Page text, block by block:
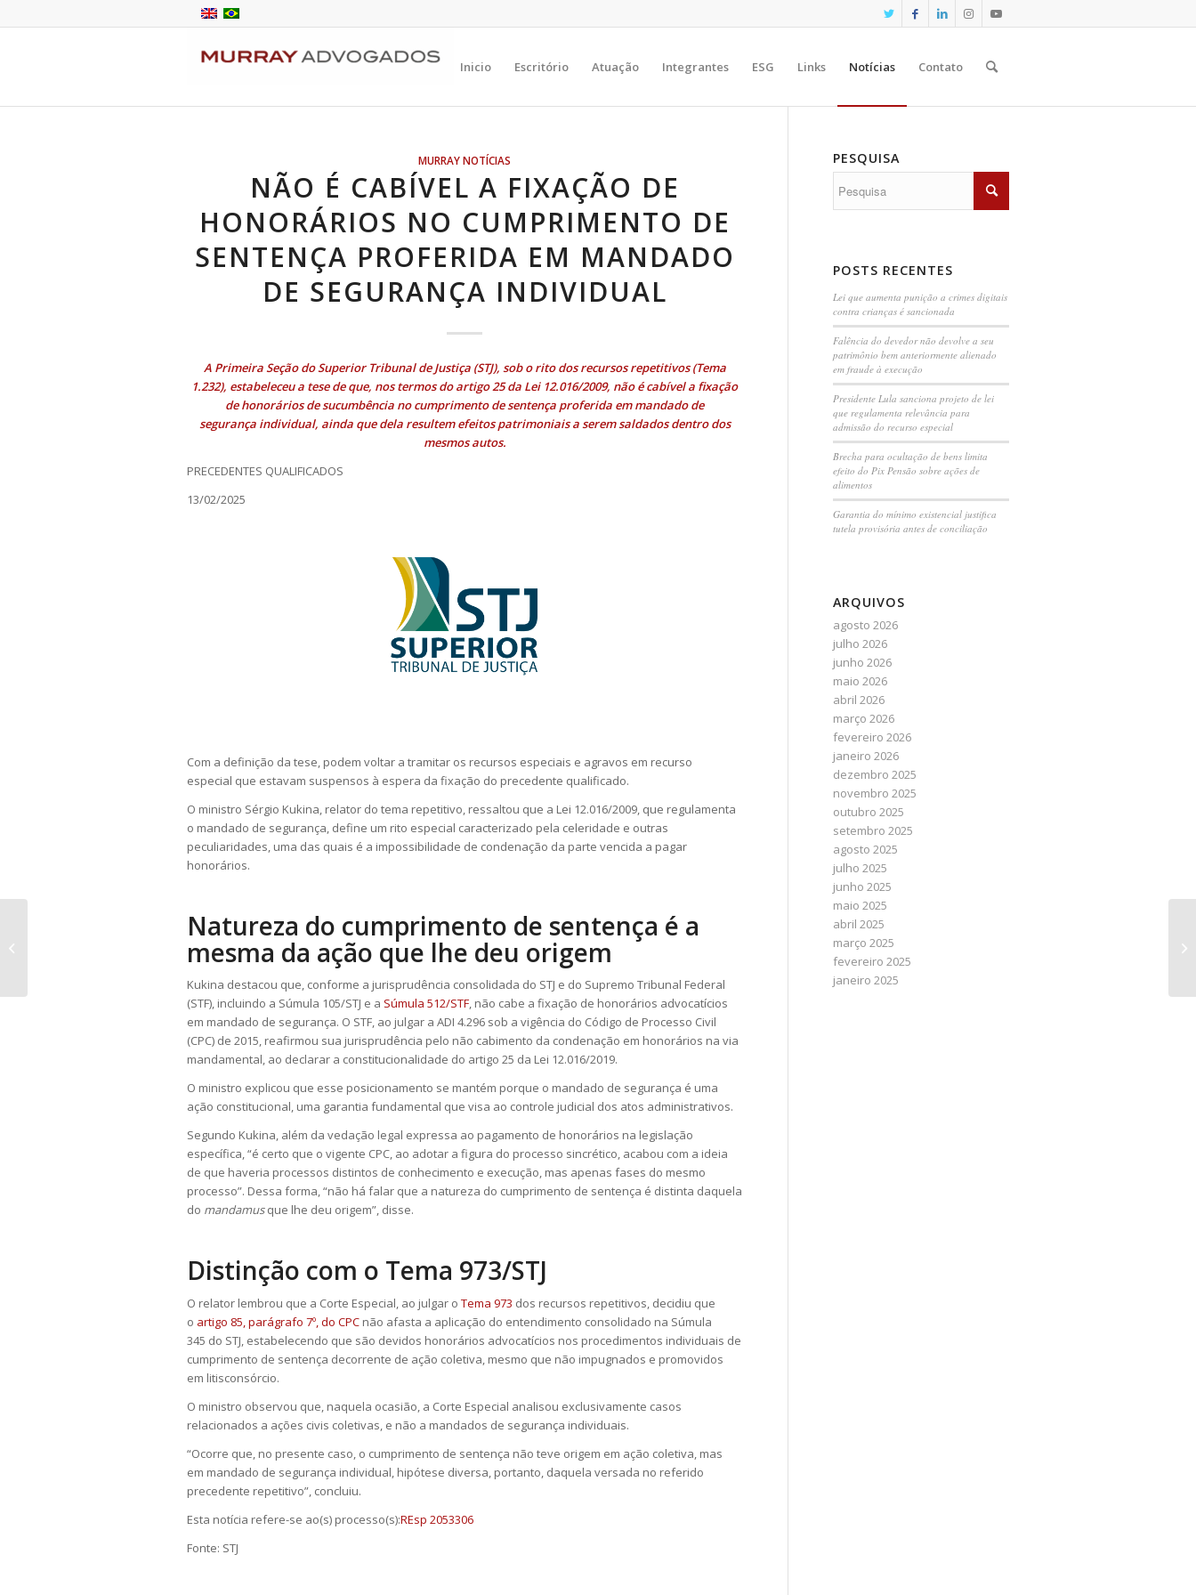
Inicio Escritório Atuação Integrantes ESG Links Notícias Contato
MURRAY NOTÍCIAS
NÃO É CABÍVEL A FIXAÇÃO DE
HONORÁRIOS NO CUMPRIMENTO DE
SENTENÇA PROFERIDA EM MANDADO
DE SEGURANÇA INDIVIDUAL
A Primeira Seção do Superior Tribunal de Justiça (STJ), sob o rito dos recursos repetitivos (Tema
1.232), estabeleceu a tese de que, nos termos doartigo 25 da Lei 12.016/2009, não é cabível a fixação
de honorários de sucumbência no cumprimento de sentença proferida em mandado de
segurança individual, ainda que dela resultem efeitos patrimoniais a serem saldados dentro dos
mesmos autos.
PRECEDENTES QUALIFICADOS
13/02/2025
Com a definição da tese, podem voltar a tramitar os recursos especiais e agravos em recurso
especial que estavam suspensos à espera da fixação do precedente qualificado.
O ministro Sérgio Kukina, relator do tema repetitivo, ressaltou que a Lei 12.016/2009, que regulamenta
o mandado de segurança, define um rito especial caracterizado pela celeridade e outras
peculiaridades, uma das quais é a impossibilidade de condenação da parte vencida a pagar
honorários.
Natureza do cumprimento de sentença é a
mesma da ação que lhe deu origem
Kukina destacou que, conforme a jurisprudência consolidada do STJ e do Supremo Tribunal Federal
(STF), incluindo a Súmula 105/STJ e a Súmula 512/STF, não cabe a fixação de honorários advocatícios
em mandado de segurança. O STF, ao julgar a ADI 4.296 sob a vigência do Código de Processo Civil
(CPC) de 2015, reafirmou sua jurisprudência pelo não cabimento da condenação em honorários na via
mandamental, ao declarar a constitucionalidade do artigo 25 da Lei 12.016/2019.
O ministro explicou que esse posicionamento se mantém porque o mandado de segurança é uma
ação constitucional, uma garantia fundamental que visa ao controle judicial dos atos administrativos.
Segundo Kukina, além da vedação legal expressa ao pagamento de honorários na legislação
específica, “é certo que o vigente CPC, ao adotar a figura do processo sincrético, acabou com a ideia
de que haveria processos distintos de conhecimento e execução, mas apenas fases do mesmo
processo”. Dessa forma, “não há falar que a natureza do cumprimento de sentença é distinta daquela
do mandamusque lhe deu origem”, disse.
Distinção com o Tema 973/STJ
O relator lembrou que a Corte Especial, ao julgar o Tema 973 dos recursos repetitivos, decidiu que
o artigo 85, parágrafo 7º, do CPC não afasta a aplicação do entendimento consolidado na Súmula
345 do STJ, estabelecendo que são devidos honorários advocatícios nos procedimentos individuais de
cumprimento de sentença decorrente de ação coletiva, mesmo que não impugnados e promovidos
em litisconsórcio.
O ministro observou que, naquela ocasião, a Corte Especial analisou exclusivamente casos
relacionados a ações civis coletivas, e não a mandados de segurança individuais.
“Ocorre que, no presente caso, o cumprimento de sentença não teve origem em ação coletiva, mas
em mandado de segurança individual, hipótese diversa, portanto, daquela versada no referido
precedente repetitivo”, concluiu.
Esta notícia refere-se ao(s) processo(s):REsp 2053306
Fonte: STJ
PESQUISA
POSTS RECENTES
Lei que aumenta punição a crimes digitais
contra crianças é sancionada
Falência do devedor não devolve a seu
patrimônio bem anteriormente alienado
em fraude à execução
Presidente Lula sanciona projeto de lei
que regulamenta relevância para
admissão do recurso especial
Brecha para ocultação de bens limita
efeito do Pix Pensão sobre ações de
alimentos
Garantia do mínimo existencial justifica
tutela provisória antes de conciliação
ARQUIVOS
agosto 2026
julho 2026
junho 2026
maio 2026
abril 2026
março 2026
fevereiro 2026
janeiro 2026
dezembro 2025
novembro 2025
outubro 2025
setembro 2025
agosto 2025
julho 2025
junho 2025
maio 2025
abril 2025
março 2025
fevereiro 2025
janeiro 2025
Estado pode vetar compensação do
ICMS-ST com créditos do ICMS